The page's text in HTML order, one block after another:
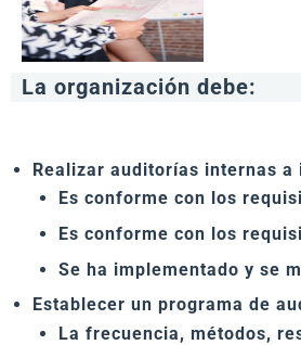
La organización debe:
Realizar auditorías internas
Es conforme con los
Es conforme con los
Se ha implementado y se
Establecer un programa de
La frecuencia, métodos,